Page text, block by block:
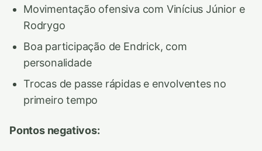
Movimentação ofensiva com Vinícius Júnior e
Rodrygo
Boa participação de Endrick, com
personalidade
Trocas de passe rápidas e envolventes no
primeiro tempo
Pontos negativos: